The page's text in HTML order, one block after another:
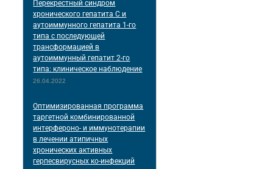
Перекрестный синдром
хронического гепатита С и
аутоиммунного гепатита 1-го
типа с последующей
трансформацией в
аутоиммунный гепатит 2-го
типа: клиническое наблюдение
26.04.2022
Оптимизированная программа
таргетной комбинированной
интерфероно- и иммунотерапии
в лечении атипичных
хронических активных
герпесвирусных ко-инфекций